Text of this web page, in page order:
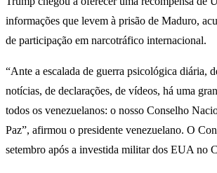
informações que levem à prisão de Maduro,
de participação em narcotráfico internacional.
“Ante a escalada de guerra psicológica diária,
notícias, de declarações, de vídeos, há uma
todos os venezuelanos: o nosso Conselho
Paz”, afirmou o presidente venezuelano. O
setembro após a investida militar dos EUA no